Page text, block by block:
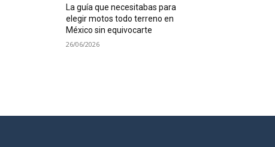
La guía que necesitabas para
elegir motos todo terreno en
México sin equivocarte
26/06/2026